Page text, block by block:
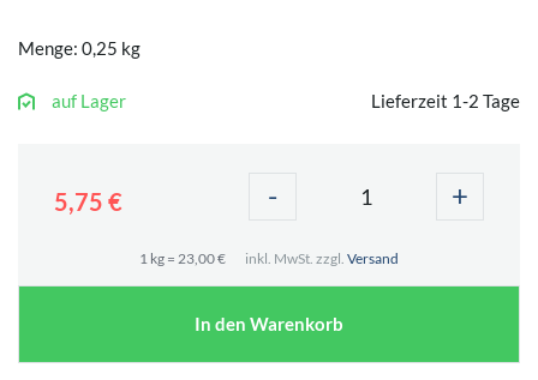
Menge: 0,25 kg
auf Lager Lieferzeit 1-2 Tage
5,75 € - +
1 kg = 23,00 € inkl. MwSt. zzgl. Versand
In den Warenkorb